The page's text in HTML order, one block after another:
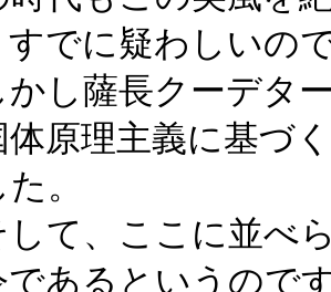
すでに疑わしいの
し薩長クーデタ
体原理主義に基づ
。
て、ここに並べ
であるというので